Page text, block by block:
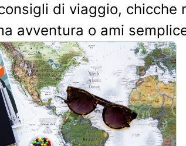
di viaggio,
avventura o ami